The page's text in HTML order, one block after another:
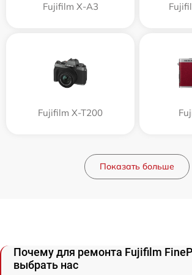
Fujifilm X-A3
Fujifilm X-T200
Показать больше
Почему для ремонта Fujifilm
выбрать нас